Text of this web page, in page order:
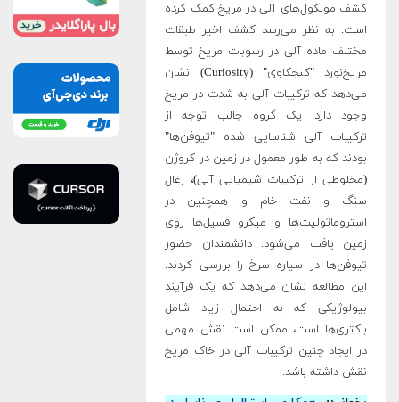
کشف مولکول‌های آلی در مریخ کمک کرده
است. به نظر می‌رسد کشف اخیر طبقات
مختلف ماده آلی در رسوبات مریخ توسط
مریخ‌نورد "کنجکاوی" (Curiosity) نشان
می‌دهد که ترکیبات آلی به شدت در مریخ
وجود دارد. یک گروه جالب توجه از
ترکیبات آلی شناسایی شده "تیوفن‌ها"
بودند که به طور معمول در زمین در کروژن
(مخلوطی از ترکیبات شیمیایی آلی)، زغال
سنگ و نفت خام و همچنین در
استروماتولیت‌ها و میکرو فسیل‌ها روی
زمین یافت می‌شود. دانشمندان حضور
تیوفن‌ها در سیاره سرخ را بررسی کردند.
این مطالعه نشان می‌دهد که یک فرآیند
بیولوژیکی که به احتمال زیاد شامل
باکتری‌ها است، ممکن است نقش مهمی
در ایجاد چنین ترکیبات آلی در خاک مریخ
نقش داشته باشد.